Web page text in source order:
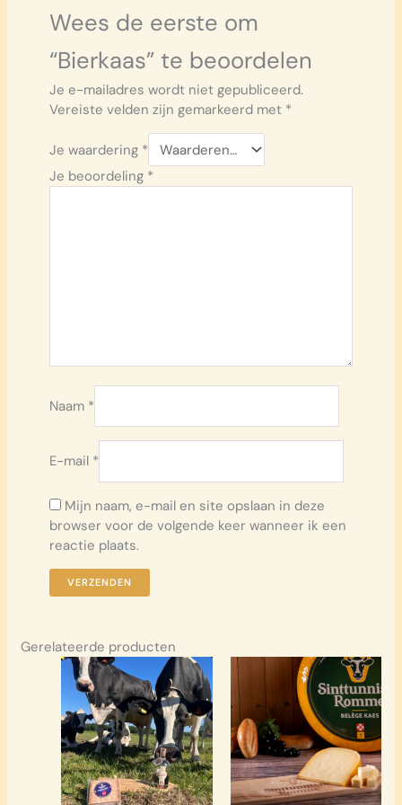
Wees de eerste om
“Bierkaas” te beoordelen
Je e-mailadres wordt niet gepubliceerd.
Vereiste velden zijn gemarkeerd met *
Je waardering *
Je beoordeling *
Naam *
E-mail *
Mijn naam, e-mail en site opslaan in deze
browser voor de volgende keer wanneer ik een
reactie plaats.
Gerelateerde producten